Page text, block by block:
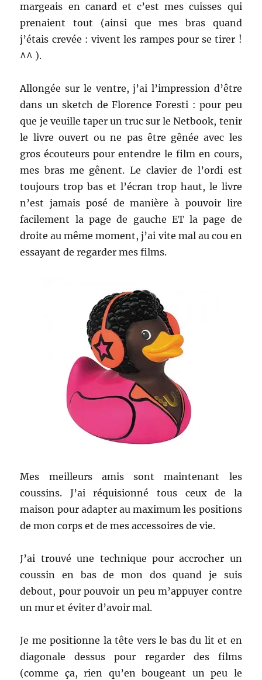
margeais en canard et c’est mes cuisses qui
prenaient tout (ainsi que mes bras quand
j’étais crevée : vivent les rampes pour se tirer !
^^ ).
Allongée sur le ventre, j’ai l’impression d’être
dans un sketch de Florence Foresti : pour peu
que je veuille taper un truc sur le Netbook, tenir
le livre ouvert ou ne pas être gênée avec les
gros écouteurs pour entendre le film en cours,
mes bras me gênent. Le clavier de l’ordi est
toujours trop bas et l’écran trop haut, le livre
n’est jamais posé de manière à pouvoir lire
facilement la page de gauche ET la page de
droite au même moment, j’ai vite mal au cou en
essayant de regarder mes films.
Mes meilleurs amis sont maintenant les
coussins. J’ai réquisionné tous ceux de la
maison pour adapter au maximum les positions
de mon corps et de mes accessoires de vie.
J’ai trouvé une technique pour accrocher un
coussin en bas de mon dos quand je suis
debout, pour pouvoir un peu m’appuyer contre
un mur et éviter d’avoir mal.
Je me positionne la tête vers le bas du lit et en
diagonale dessus pour regarder des films
(comme ça, rien qu’en bougeant un peu le